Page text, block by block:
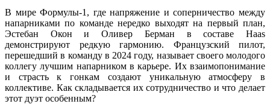
В мире Формулы-1, где напряжение и соперничество между
напарниками по команде нередко выходят на первый план,
Эстебан Окон и Оливер Берман в составе Haas
демонстрируют редкую гармонию. Французский пилот,
перешедший в команду в 2024 году, называет своего молодого
коллегу лучшим напарником в карьере. Их взаимопонимание
и страсть к гонкам создают уникальную атмосферу в
коллективе. Как складывается их сотрудничество и что делает
этот дуэт особенным?